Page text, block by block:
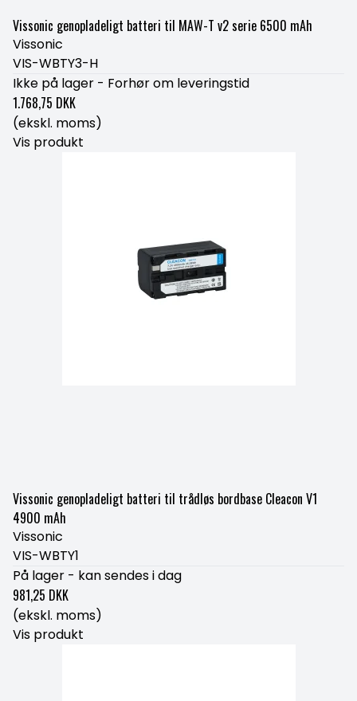
Vissonic genopladeligt batteri til MAW-T v2 serie 6500 mAh
Vissonic
VIS-WBTY3-H
Ikke på lager - Forhør om leveringstid
1.768,75 DKK
(ekskl. moms)
Vis produkt
Vissonic genopladeligt batteri til trådløs bordbase Cleacon V1
4900 mAh
Vissonic
VIS-WBTY1
På lager - kan sendes i dag
981,25 DKK
(ekskl. moms)
Vis produkt